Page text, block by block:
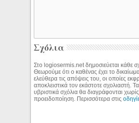
Σχόλια
Στο logiosermis.net δημοσιεύεται κάθε
Θεωρούμε ότι ο καθένας έχει το
ελεύθερα τις απόψεις του, οι οποίες
αποκλειστικά τον εκάστοτε σχολιαστή.
υβριστικά σχόλια θα διαγράφονται χωρίς
προειδοποίηση. Περισσότερα στις